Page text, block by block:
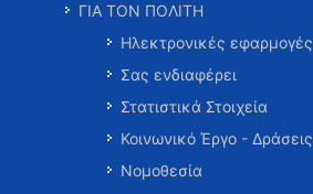
ΓΙΑ ΤΟΝ ΠΟΛΙΤΗ
Ηλεκτρονικές εφαρμογές
Σας ενδιαφέρει
Στατιστικά Στοιχεία
Κοινωνικό Έργο - Δράσεις
Νομοθεσία